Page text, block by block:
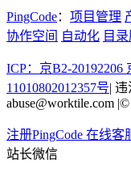
PingCode： 项目管理
协作空间 自动化 目
ICP：京B2-20192206
11010802012357号| 违
abuse@worktile.com |©
注册PingCode 在线客
站长微信